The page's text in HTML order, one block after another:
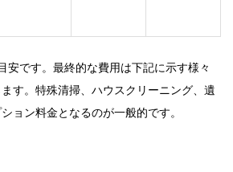
安です。最終的な費用は下記に示す様々
す。特殊清掃、ハウスクリーニング、遺
ョン料金となるのが一般的です。